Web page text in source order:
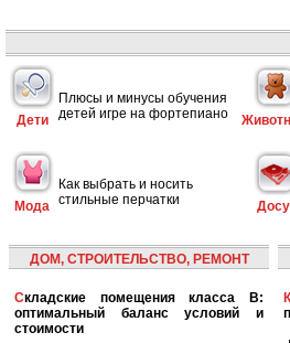
Дети
Плюсы и минусы обучения
детей игре на фортепиано
Мода
Как выбрать и носить
стильные перчатки
ДОМ, СТРОИТЕЛЬСТВО, РЕМОНТ
Складские помещения класса B:
оптимальный баланс условий и
стоимости
Как IoT влияет на промышленность и